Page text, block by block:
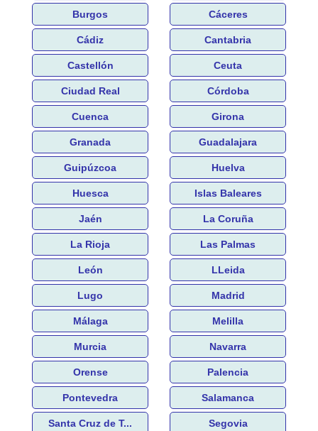
Burgos Cáceres
Cádiz Cantabria
Castellón Ceuta
Ciudad Real Córdoba
Cuenca Girona
Granada Guadalajara
Guipúzcoa Huelva
Huesca Islas Baleares
Jaén La Coruña
La Rioja Las Palmas
León LLeida
Lugo Madrid
Málaga Melilla
Murcia Navarra
Orense Palencia
Pontevedra Salamanca
Santa Cruz de T... Segovia